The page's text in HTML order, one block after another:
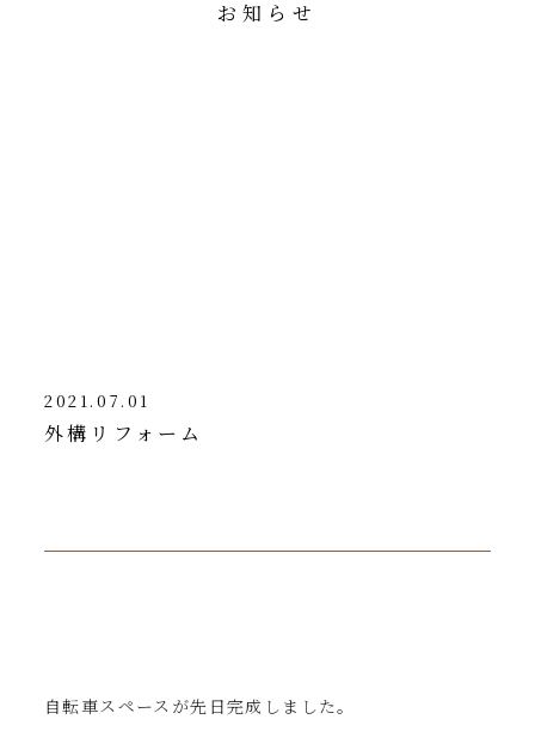
お知らせ
2021.07.01
外構リフォーム
自転車スペースが先日完成しました。